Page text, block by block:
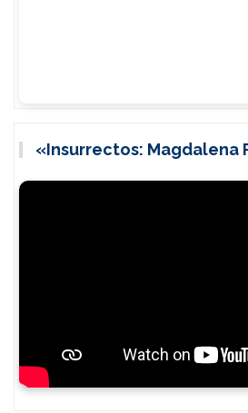
«Insurrectos: Magdalena